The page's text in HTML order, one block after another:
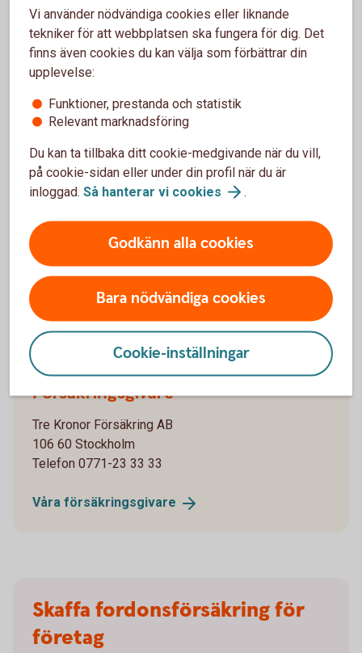
SOS International
+46 8 50 51 40 08
Skaffa försäkring
Ring Affärsstöd Företag
Ring oss för att få hjälp med företagets affärer. Vi
ger ditt företag personlig service och rådgivning.
Försäkringsgivare
Tre Kronor Försäkring AB
106 60 Stockholm
Telefon 0771-23 33 33
Våra försäkringsgivare
Skaffa fordonsförsäkring för
företag
Vi använder nödvändiga cookies eller liknande
tekniker för att webbplatsen ska fungera för dig. Det
finns även cookies du kan välja som förbättrar din
upplevelse:
Funktioner, prestanda och statistik
Relevant marknadsföring
Du kan ta tillbaka ditt cookie-medgivande när du vill,
på cookie-sidan eller under din profil när du är
inloggad. Så hanterar vi cookies .
Godkänn alla cookies
Bara nödvändiga cookies
Cookie-inställningar